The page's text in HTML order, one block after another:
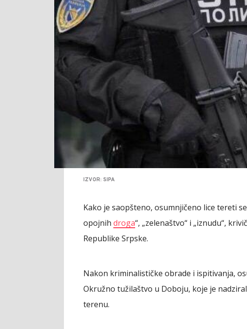
IZVOR: SIPA
Kako je saopšteno, osumnjičeno lice tereti
opojnih droga“, „zelenaštvo“ i „iznudu“,
Republike Srpske.
Nakon kriminalističke obrade i ispitivanja,
Okružno tužilaštvo u Doboju, koje je
terenu.